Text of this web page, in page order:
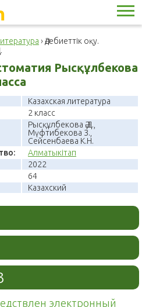
›Әдебиеттік оқу.
Рысқұлбекова
Казахская литература
2 класс
Рысқұлбекова Ә.Д.,
Мүфтибекова З.,
Сейсенбаева К.Н.
Алматыкітап
2022
64
Казахский
электронный